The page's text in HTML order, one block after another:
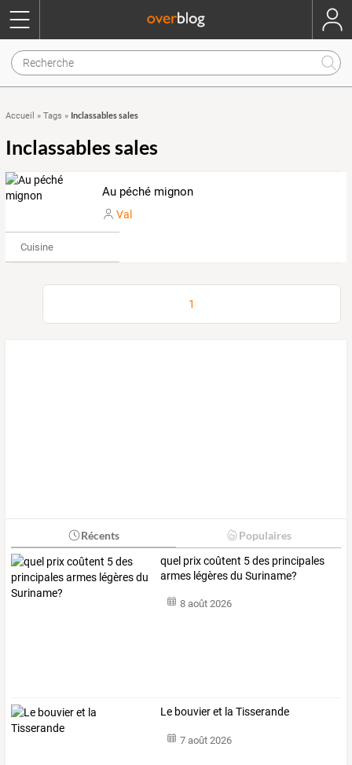
Accueil » Tags » Inclassables sales
Inclassables sales
Au péché mignon
Val
Cuisine
1
Récents Populaires
quel prix coûtent 5 des principales
armes légères du Suriname?
8 août 2026
Le bouvier et la Tisserande
7 août 2026